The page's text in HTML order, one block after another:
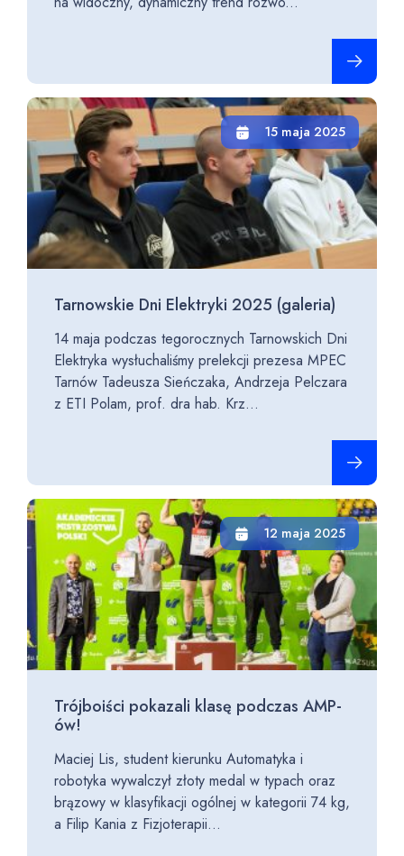
15 maja 2025
Tarnowskie Dni Elektryki 2025 (galeria)
14 maja podczas tegorocznych Tarnowskich Dni
Elektryka wysłuchaliśmy prelekcji prezesa MPEC
Tarnów Tadeusza Sieńczaka, Andrzeja Pelczara
z ETI Polam, prof. dra hab. Krz...
12 maja 2025
Trójboiści pokazali klasę podczas AMP-
ów!
Maciej Lis, student kierunku Automatyka i
robotyka wywalczył złoty medal w typach oraz
brązowy w klasyfikacji ogólnej w kategorii 74 kg,
a Filip Kania z Fizjoterapii...